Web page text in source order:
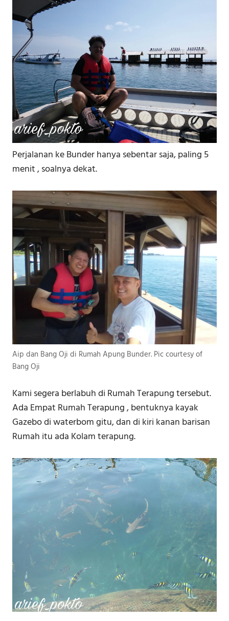
Perjalanan ke Bunder hanya sebentar saja, paling 5
menit , soalnya dekat.
Aip dan Bang Oji di Rumah Apung Bunder. Pic courtesy of
Bang Oji
Kami segera berlabuh di Rumah Terapung tersebut.
Ada Empat Rumah Terapung , bentuknya kayak
Gazebo di waterbom gitu, dan di kiri kanan barisan
Rumah itu ada Kolam terapung.